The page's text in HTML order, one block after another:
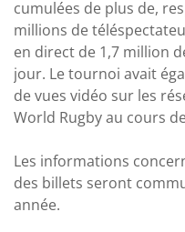
cumulées de plus de,
millions de
en direct de 1,7 million
jour. Le tournoi avait
de vues vidéo sur les
World Rugby au cours
Les informations
des billets seront
année.